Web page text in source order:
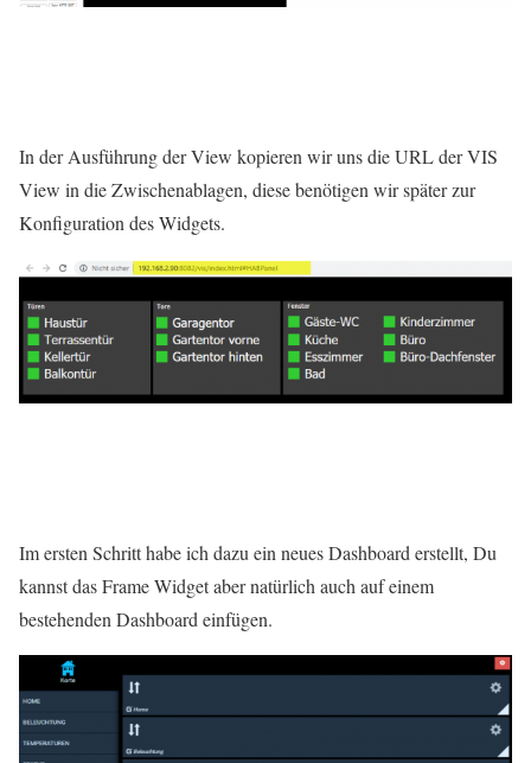
In der Ausführung der View kopieren wir uns die URL der VIS
View in die Zwischenablagen, diese benötigen wir später zur
Konfiguration des Widgets.
Im ersten Schritt habe ich dazu ein neues Dashboard erstellt, Du
kannst das Frame Widget aber natürlich auch auf einem
bestehenden Dashboard einfügen.